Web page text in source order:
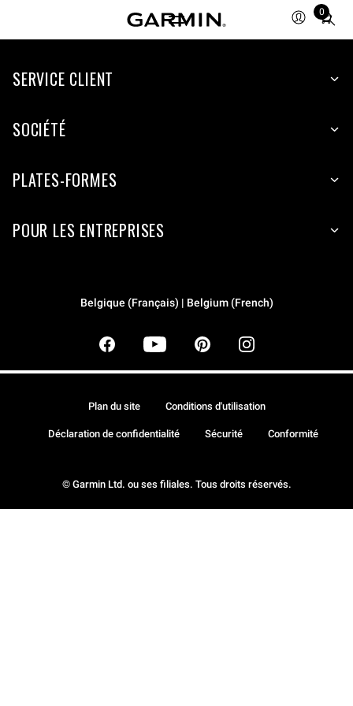
0
Total
items
cart:
SERVICE CLIENT
SOCIÉTÉ
PLATES-FORMES
POUR LES ENTREPRISES
Belgique (Français) | Belgium (French)
© Garmin Ltd. ou ses filiales. Tous droits réservés.
Plan du site Conditions d'utilisation
Déclaration de confidentialité Sécurité Conformité